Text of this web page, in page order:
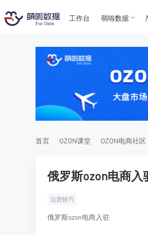
工作台 萌啦数据
首页 OZON课堂 OZON电商社区
俄罗斯ozon电商入
运营技巧
俄罗斯ozon电商入驻